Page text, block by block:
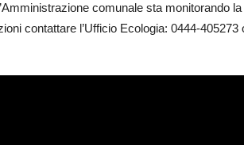
comunale sta monitorando
contattare l’Ufficio Ecologia: 0444-